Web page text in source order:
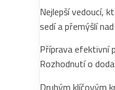
Nejlepší vedoucí,
sedí a přemýšlí
Příprava efektivní
Rozhodnutí o
Druhým klíčovým